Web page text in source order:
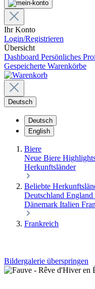
Ihr Konto
Login/Registrieren
Übersicht
Dashboard Persönliches
Gespeicherte Warenkörbe
Deutsch
Deutsch
English
Biere
Neue Biere
Herkunftsländer
Beliebte
Deutschland England
Dänemark Italien
Frankreich
Bildergalerie überspringen